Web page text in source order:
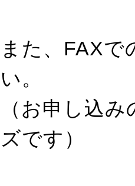
また、FAXで
い。
（お申し込み
ズです）